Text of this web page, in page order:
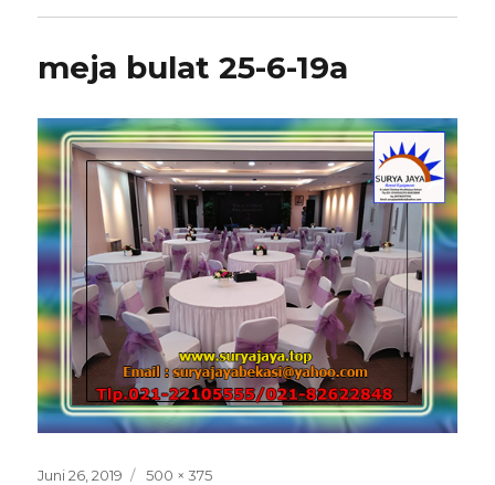
meja bulat 25-6-19a
Posted
Juni 26, 2019
Full
500 × 375